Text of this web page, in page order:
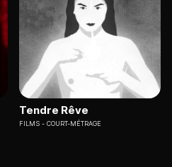
Tendre Rêve
FILMS COURT-MÉTRAGE